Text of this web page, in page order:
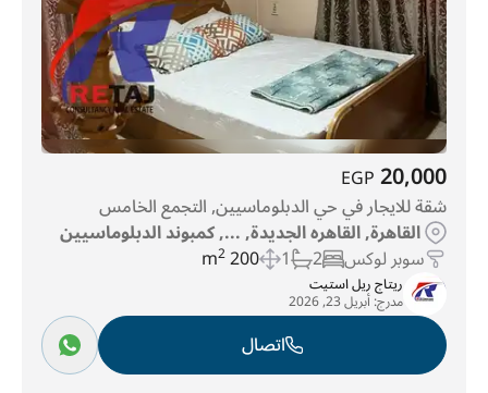
20,000
EGP
شقة للايجار في حي الدبلوماسيين, التجمع الخامس
القاهرة, القاهره الجديدة, ..., كمبوند الدبلوماسيين
سوبر لوكس 2
1
200 m
2
ريتاج ريل استيت
مدرج:أبريل 23, 2026
اتصال